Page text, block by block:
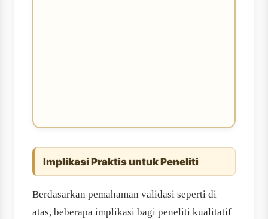
Implikasi Praktis untuk Peneliti
Berdasarkan pemahaman validasi seperti di
atas, beberapa implikasi bagi peneliti kualitatif